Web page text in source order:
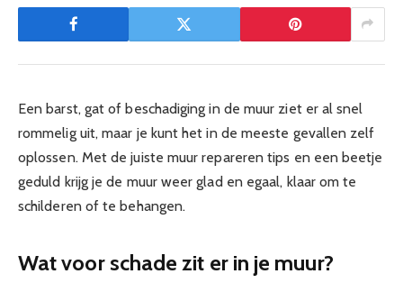
Een barst, gat of beschadiging in de muur ziet er al snel
rommelig uit, maar je kunt het in de meeste gevallen zelf
oplossen. Met de juiste muur repareren tips en een beetje
geduld krijg je de muur weer glad en egaal, klaar om te
schilderen of te behangen.
Wat voor schade zit er in je muur?